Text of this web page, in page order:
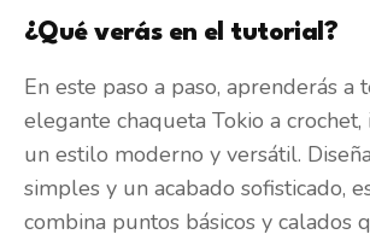
¿Qué verás en el tutorial?
En este paso a paso, aprenderás a
elegante chaqueta Tokio a
un estilo moderno y versátil.
simples y un acabado sofisticado,
combina puntos básicos y calados